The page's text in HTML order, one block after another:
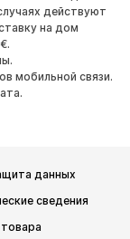
действуют
на дом
мобильной связи.
данных
сведения